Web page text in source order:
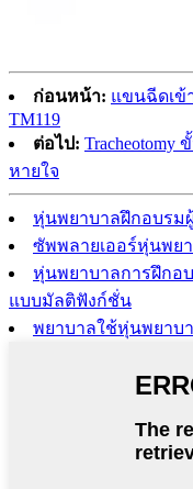
ก่อนหน้า: แขนฉีดเข้
TM119
ต่อไป:
หายใจ
หุ่นพยาบาลฝึกอบรม
ซัพพลายเออร์หุ่นพย
หุ่นพยาบาลการฝึกอ
แบบมัลติฟังก์ชั่น
พยาบาลใช้หุ่นพยาบ